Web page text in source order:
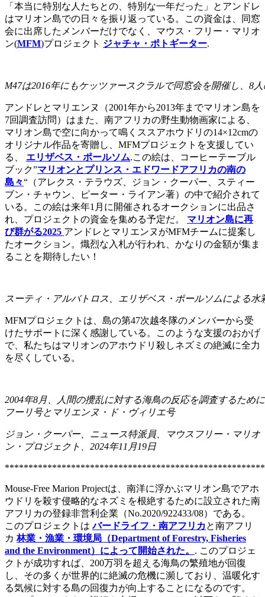
「本当に特別な人たちとの、特別な一年だった」とアンドレ
はマリオン島での日々を振り返っている。この資金は、同窓
会に出席したメンバーだけでなく、マウス・フリー・マリオ
ン(MFM)プロジェクト ジャチャ・ポトギーター.
M47は2016年にもケッツァースクラルで同窓会を開催し、8
アンドレとマリエンヌ（2001年から2013年までマリオン島を
7回調査訪問）はまた、南アフリカの野生動物画家による、
マリオン島で空に向かって鳴くススアホウドリの14×12cmの
オリジナル作品を寄贈し、MFMプロジェクトを支援してい
る、 エリザベス・ポールソム.この絵は、コーヒーテーブル
ブック”マリオンとプリンス・エドワードアフリカの南の
島々“（アレクス・テラウズ、ジョン・クーパー、スティー
ブン・チャウン、ピーター・ライアン著）の中で紹介されて
いる。この絵は来年1月に開催されるオークションに出品さ
れ、プロジェクトの資金を集める予定だ。 マリオン島に再
び群がる2025 アンドレとマリエンヌがMFMチームに提案し
たオークション。熾烈な入札が行われ、かなりの金額が集ま
ることを期待したい！
スーティ・アルバトロス、エリザベス・ポールソムによる水
MFMプロジェクトは、島の第47次越冬隊のメンバーから受
けたサポートに深く感謝している。このような支援のおかげ
で、私たちはマリオンのアホウドリ殺しネズミの絶滅に全力
を尽くしている。
2004年8月、人間の攪乱に対する海鳥の反応を調査するため
フーリ号とマリエンヌ・ド・ヴィリエ号
ジョン・クーパー、ニュース特派員、マウスフリー・マリオ
ン・プロジェクト、2024年11月19日
Mouse-Free Marion Projectは、南洋に浮かぶマリオン島でアホ
ウドリを殺す侵略的なネズミを根絶するために設立された南
アフリカの登録非営利企業（No.2020/922433/08）である。
このプロジェクトはバードライフ・南アフリカと南アフリ
カ林業・漁業・環境局（Department of Forestry, Fisheries
and the Environment）によって開始された。 . このプロジェ
クトが成功すれば、200万羽を超える海鳥の繁殖地が回復
し、その多くが世界的に絶滅の危機に瀕しており、温暖化す
る気候に対する島の回復力が向上することになるのです。